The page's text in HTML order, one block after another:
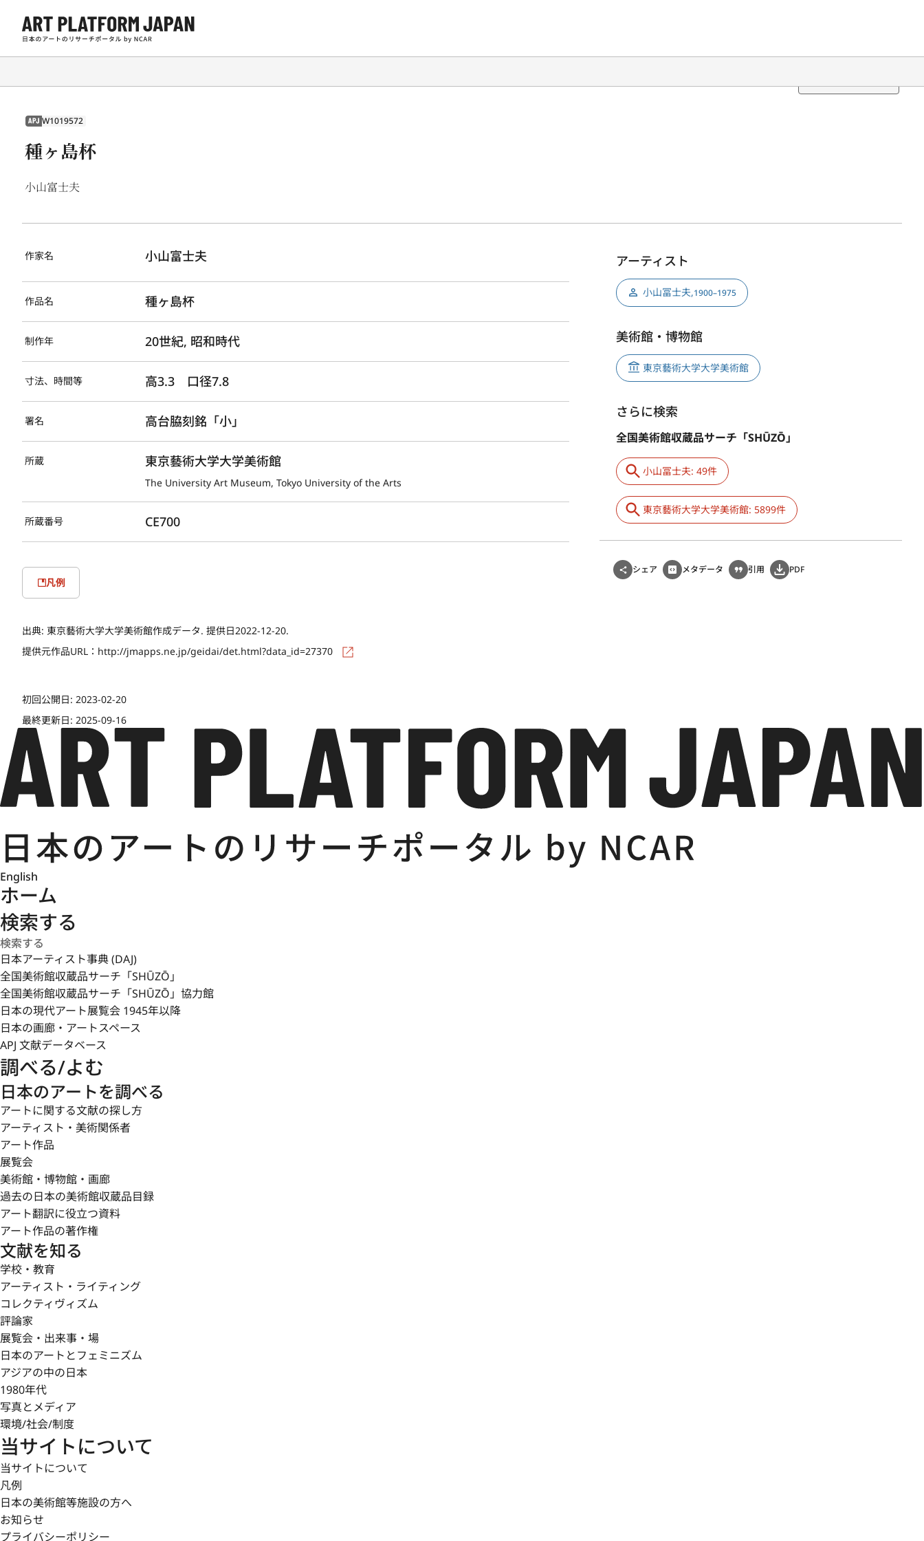
APJ W1019572
種ヶ島杯
小山富士夫
作家名 小山富士夫
作品名 種ヶ島杯
制作年 20世紀, 昭和時代
寸法、時間等 高3.3　口径7.8
署名 高台脇刻銘「小」
所蔵 東京藝術大学大学美術館
The University Art Museum, Tokyo University of the Arts
所蔵番号 CE700
凡例
出典: 東京藝術大学大学美術館作成データ. 提供日2022-12-20.
提供元作品URL： http://jmapps.ne.jp/geidai/det.html?data_id=27370
初回公開日: 2023-02-20
最終更新日: 2025-09-16
アーティスト
小山冨士夫,1900–1975
美術館・博物館
東京藝術大学大学美術館
さらに検索
全国美術館収蔵品サーチ「SHŪZŌ」
小山冨士夫: 49件
東京藝術大学大学美術館: 5899件
シェア メタデータ 引用 PDF
English
ホーム
検索する
日本アーティスト事典 (DAJ)
全国美術館収蔵品サーチ「SHŪZŌ」
全国美術館収蔵品サーチ「SHŪZŌ」協力館
日本の現代アート展覧会 1945年以降
日本の画廊・アートスペース
APJ 文献データベース
調べる/よむ
日本のアートを調べる
アートに関する文献の探し方
アーティスト・美術関係者
アート作品
展覧会
美術館・博物館・画廊
過去の日本の美術館収蔵品目録
アート翻訳に役立つ資料
アート作品の著作権
文献を知る
学校・教育
アーティスト・ライティング
コレクティヴィズム
評論家
展覧会・出来事・場
日本のアートとフェミニズム
アジアの中の日本
1980年代
写真とメディア
環境/社会/制度
当サイトについて
当サイトについて
凡例
日本の美術館等施設の方へ
お知らせ
プライバシーポリシー